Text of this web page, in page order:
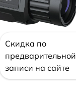
Скидка по
предварительной
записи на сайте